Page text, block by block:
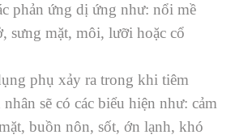
phản ứng dị ứng như: nổi mề
sưng mặt, môi, lưỡi hoặc cổ
phụ xảy ra trong khi tiêm
sẽ có các biểu hiện như: cảm
buồn nôn, sốt, ớn lạnh, khó